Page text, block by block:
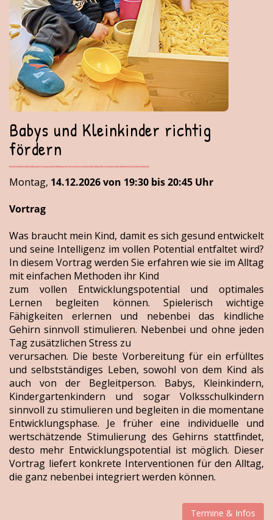
Babys und Kleinkinder richtig
fördern
Montag, 14.12.2026 von 19:30 bis 20:45 Uhr
Vortrag
Was braucht mein Kind, damit es sich gesund entwickelt
und seine Intelligenz im vollen Potential entfaltet wird?
In diesem Vortrag werden Sie erfahren wie sie im Alltag
mit einfachen Methoden ihr Kind
zum vollen Entwicklungspotential und optimales
Lernen begleiten können. Spielerisch wichtige
Fähigkeiten erlernen und nebenbei das kindliche
Gehirn sinnvoll stimulieren. Nebenbei und ohne jeden
Tag zusätzlichen Stress zu
verursachen. Die beste Vorbereitung für ein erfülltes
und selbstständiges Leben, sowohl von dem Kind als
auch von der Begleitperson. Babys, Kleinkindern,
Kindergartenkindern und sogar Volksschulkindern
sinnvoll zu stimulieren und begleiten in die momentane
Entwicklungsphase. Je früher eine individuelle und
wertschätzende Stimulierung des Gehirns stattfindet,
desto mehr Entwicklungspotential ist möglich. Dieser
Vortrag liefert konkrete Interventionen für den Alltag,
die ganz nebenbei integriert werden können.
Termine & Infos